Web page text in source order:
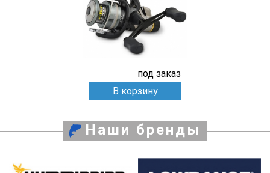
под заказ
В корзину
Наши бренды